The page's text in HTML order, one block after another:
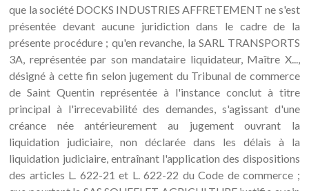
que la société DOCKS INDUSTRIES AFFRETEMENT ne s'est
présentée devant aucune juridiction dans le cadre de la
présente procédure ; qu'en revanche, la SARL TRANSPORTS
3A, représentée par son mandataire liquidateur, Maître X...,
désigné à cette fin selon jugement du Tribunal de commerce
de Saint Quentin représentée à l'instance conclut à titre
principal à l'irrecevabilité des demandes, s'agissant d'une
créance née antérieurement au jugement ouvrant la
liquidation judiciaire, non déclarée dans les délais à la
liquidation judiciaire, entraînant l'application des dispositions
des articles L. 622-21 et L. 622-22 du Code de commerce ;